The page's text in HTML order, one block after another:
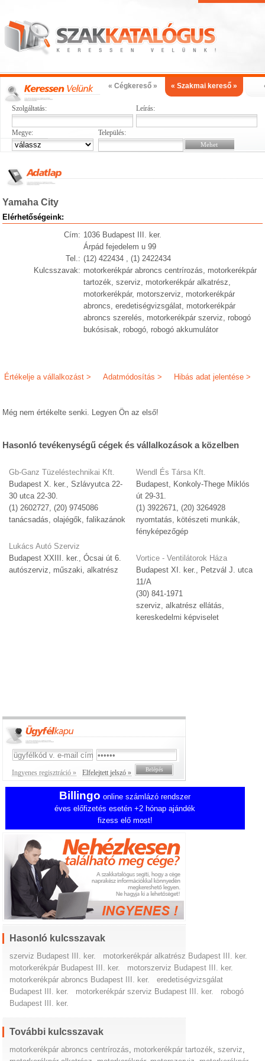
« Cégkereső » « Szakmai kereső »
Szolgáltatás: Leírás:
Megye: Település:
Yamaha City
Elérhetőségeink:
Cím: 1036 Budapest III. ker.
Árpád fejedelem u 99
Tel.: (12) 422434 , (1) 2422434
Kulcsszavak: motorkerékpár abroncs centrírozás, motorkerékpár
tartozék, szerviz, motorkerékpár alkatrész,
motorkerékpár, motorszerviz, motorkerékpár
abroncs, eredetiségvizsgálat, motorkerékpár
abroncs szerelés, motorkerékpár szerviz, robogó
bukósisak, robogó, robogó akkumulátor
Hibás adat jelentése >
Adatmódosítás >
Értékelje a vállalkozást >
Még nem értékelte senki. Legyen Ön az első!
Hasonló tevékenységű cégek és vállalkozások a közelben
Gb-Ganz Tüzeléstechnikai Kft.
Budapest X. ker., Szlávyutca 22-
30 utca 22-30.
(1) 2602727, (20) 9745086
tanácsadás, olajégők, falikazánok
Lukács Autó Szerviz
Budapest XXIII. ker., Ócsai út 6.
autószerviz, műszaki, alkatrész
Wendl És Társa Kft.
Budapest, Konkoly-Thege Miklós
út 29-31.
(1) 3922671, (20) 3264928
nyomtatás, kötészeti munkák,
fényképezőgép
Vortice - Ventilátorok Háza
Budapest XI. ker., Petzvál J. utca
11/A
(30) 841-1971
szerviz, alkatrész ellátás,
kereskedelmi képviselet
Ingyenes regisztráció » Elfelejtett jelszó »
Billingo online számlázó rendszer
éves előfizetés esetén +2 hónap ajándék
fizess elő most!
Hasonló kulcsszavak
szerviz Budapest III. ker.
motorkerékpár alkatrész Budapest III. ker.
motorkerékpár Budapest III. ker.
motorszerviz Budapest III. ker.
motorkerékpár abroncs Budapest III. ker.
eredetiségvizsgálat
Budapest III. ker.
motorkerékpár szerviz Budapest III. ker.
robogó
Budapest III. ker.
További kulcsszavak
motorkerékpár abroncs centrírozás motorkerékpár tartozék ,szerviz